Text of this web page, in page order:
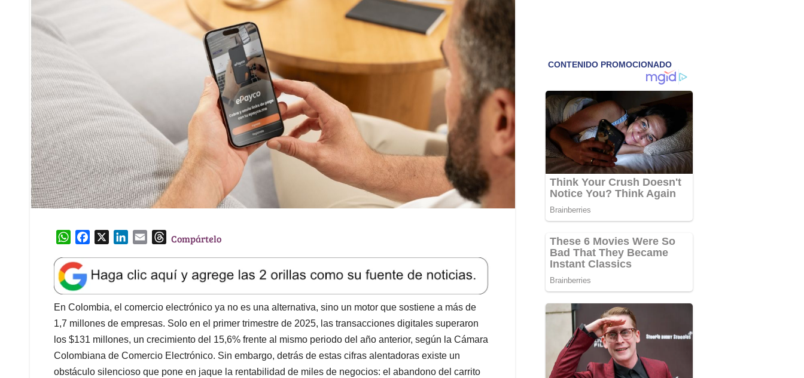
W
a
t
s
A
p
p
e
b
o
o
k
k
e
d
I
l
T
e
a
d
s
Compártelo
En Colombia, el comercio electrónico ya no es una alternativa, sino un motor que sostiene a más de
1,7 millones de empresas. Solo en el primer trimestre de 2025, las transacciones digitales superaron
los $131 millones, un crecimiento del 15,6% frente al mismo periodo del año anterior, según la Cámara
Colombiana de Comercio Electrónico. Sin embargo, detrás de estas cifras alentadoras existe un
obstáculo silencioso que pone en jaque la rentabilidad de miles de negocios: el abandono del carrito